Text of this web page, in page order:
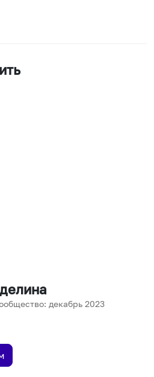
декабрь 2023